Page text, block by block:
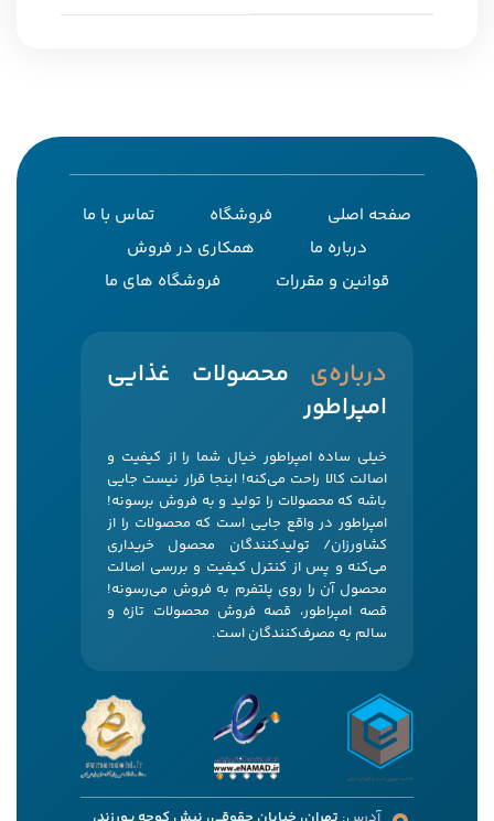
صفحه اصلی فروشگاه
تماس با ما
درباره ما
همکاری در فروش
قوانین و مقررات
فروشگاه های ما
‌درباره‌ی
محصولات غذایی
امپراطور
خیلی ساده امپراطور خیال شما را از کیفیت و
اصالت کالا راحت می‌کنه! اینجا قرار نیست جایی
باشه که محصولات را تولید و به فروش برسونه!
امپراطور در واقع جایی است که محصولات را از
کشاورزان/ تولیدکنندگان محصول خریداری
می‌کنه و پس از کنترل کیفیت و بررسی اصالت
محصول آن را روی پلتفرم به فروش می‌رسونه!
قصه امپراطور، قصه فروش محصولات تازه و
سالم به مصرف‌کنندگان است.